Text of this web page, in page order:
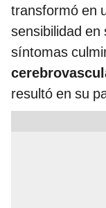
transformó en
sensibilidad en
síntomas
resultó en su